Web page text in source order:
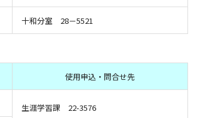
十和分室 28－5521
使用申込・問合せ先
生涯学習課 22-3576